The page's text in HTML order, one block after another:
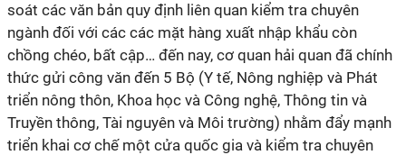
soát các văn bản quy định liên quan kiểm tra chuyên
ngành đối với các các mặt hàng xuất nhập khẩu còn
chồng chéo, bất cập… đến nay, cơ quan hải quan đã chính
thức gửi công văn đến 5 Bộ (Y tế, Nông nghiệp và Phát
triển nông thôn, Khoa học và Công nghệ, Thông tin và
Truyền thông, Tài nguyên và Môi trường) nhằm đẩy mạnh
triển khai cơ chế một cửa quốc gia và kiểm tra chuyên